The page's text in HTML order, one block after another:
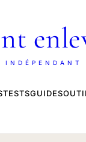
TESTSGUIDES